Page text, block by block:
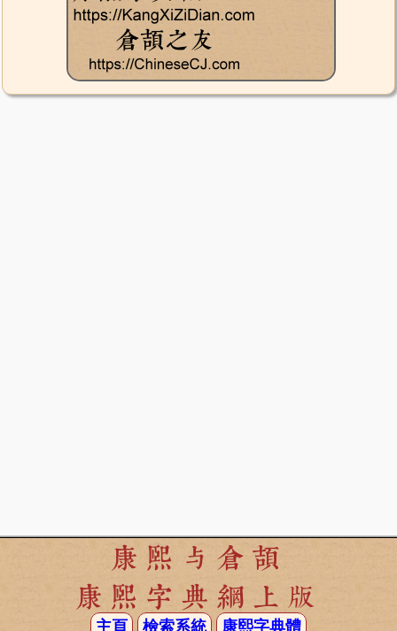
康熙与倉頡
康熙字典網上版
主頁 檢索系統 康熙字典體